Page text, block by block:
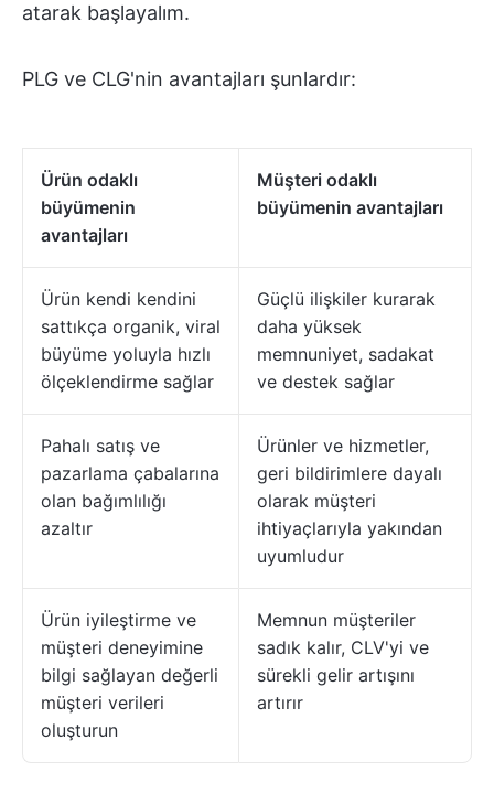
atarak başlayalım.
PLG ve CLG'nin avantajları şunlardır:
Ürün odaklı
büyümenin
avantajları
Müşteri odaklı
büyümenin avantajları
Ürün kendi kendini
sattıkça organik, viral
büyüme yoluyla hızlı
ölçeklendirme sağlar
Güçlü ilişkiler kurarak
daha yüksek
memnuniyet, sadakat
ve destek sağlar
Pahalı satış ve
pazarlama çabalarına
olan bağımlılığı
azaltır
Ürünler ve hizmetler,
geri bildirimlere dayalı
olarak müşteri
ihtiyaçlarıyla yakından
uyumludur
Ürün iyileştirme ve
müşteri deneyimine
bilgi sağlayan değerli
müşteri verileri
oluşturun
Memnun müşteriler
sadık kalır, CLV'yi ve
sürekli gelir artışını
artırır